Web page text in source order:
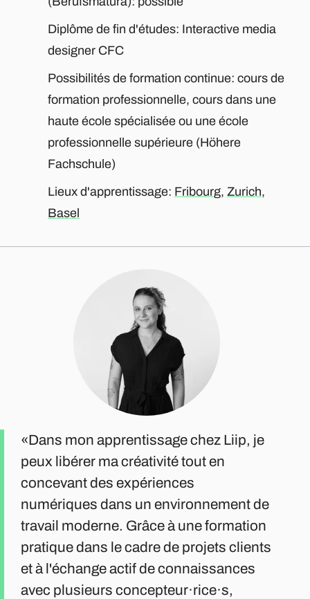
Diplôme de fin d'études: Interactive media
designer CFC
Possibilités de formation continue: cours de
formation professionnelle, cours dans une
haute école spécialisée ou une école
professionnelle supérieure (Höhere
Fachschule)
Lieux d'apprentissage: Fribourg, Zurich,
Basel
Dans mon apprentissage chez Liip, je
peux libérer ma créativité tout en
concevant des expériences
numériques dans un environnement de
travail moderne. Grâce à une formation
pratique dans le cadre de projets clients
et à l'échange actif de connaissances
avec plusieurs concepteur·rice·s,